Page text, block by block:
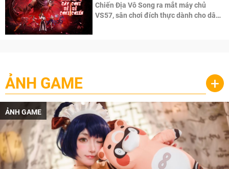
Chiến Địa Vô Song ra mắt máy chủ
VS57, sân chơi đích thực dành cho dân
ẢNH GAME +
ẢNH GAME